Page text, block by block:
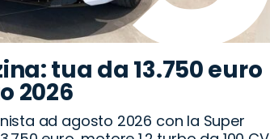
tua da 13.750 euro
2026
ad agosto 2026 con la Super